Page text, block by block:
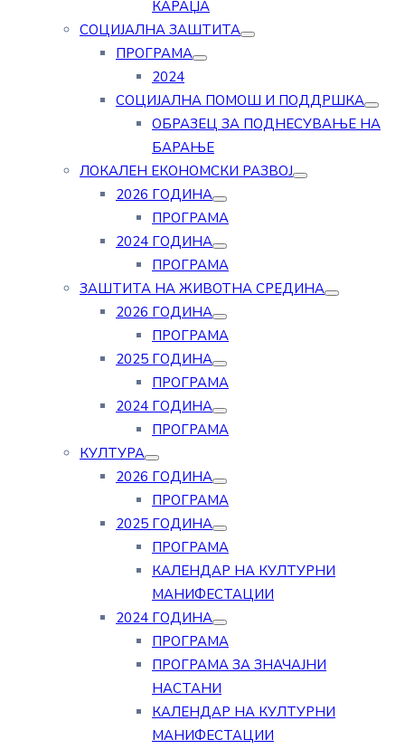
КАРАЏА
СОЦИЈАЛНА ЗАШТИТА
ПРОГРАМА
2024
СОЦИЈАЛНА ПОМОШ И ПОДДРШКА
ОБРАЗЕЦ ЗА ПОДНЕСУВАЊЕ НА
БАРАЊЕ
ЛОКАЛЕН ЕКОНОМСКИ РАЗВОЈ
2026 ГОДИНА
ПРОГРАМА
2024 ГОДИНА
ПРОГРАМА
ЗАШТИТА НА ЖИВОТНА СРЕДИНА
2026 ГОДИНА
ПРОГРАМА
2025 ГОДИНА
ПРОГРАМА
2024 ГОДИНА
ПРОГРАМА
КУЛТУРА
2026 ГОДИНА
ПРОГРАМА
2025 ГОДИНА
ПРОГРАМА
КАЛЕНДАР НА КУЛТУРНИ
МАНИФЕСТАЦИИ
2024 ГОДИНА
ПРОГРАМА
ПРОГРАМА ЗА ЗНАЧАЈНИ
НАСТАНИ
КАЛЕНДАР НА КУЛТУРНИ
МАНИФЕСТАЦИИ